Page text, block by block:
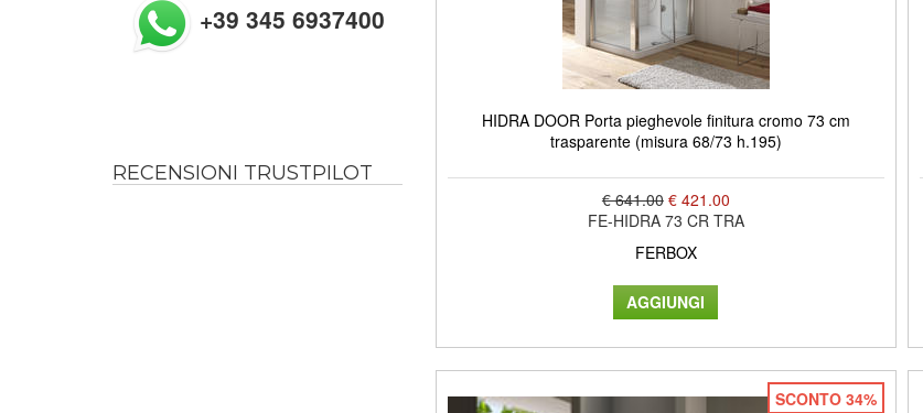
+39 345 6937400
RECENSIONI TRUSTPILOT
HIDRA DOOR Porta pieghevole finitura cromo 73 cm
trasparente (misura 68/73 h.195)
€ 641.00 € 421.00
FE-HIDRA 73 CR TRA
FERBOX
SCONTO 34%